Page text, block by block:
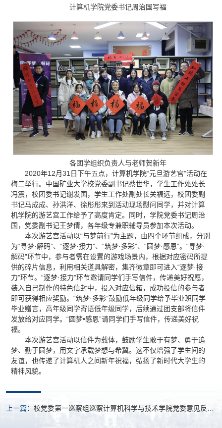
计算机学院党委书记周治国写福
各团学组织负责人与老师贺新年
2020年12月31日下午五点，计算机学院“元旦游艺宫”活动在
梅二举行。中国矿业大学校党委副书记蔡世华，学生工作处处长
冯震，校团委书记谢发国，学生工作处副处长关福远，校团委副
书记马成成、孙洪洋、徐彤彤来到活动现场慰问同学，并对计算
机学院的游艺宫工作给予了高度肯定。同时，学院党委书记周治
国，党委副书记王梦倩，各年级专兼职辅导员参加本次活动。
本次游艺宫活动以“与梦前行”为主题，由四个环节组成，分别
为“寻梦·解码”、“逐梦·接力”、“筑梦·多彩”、“圆梦·感恩”。“寻梦·
解码”环节中，参与者需在设置的游戏场景内，根据对应密码所提
供的碎片信息，利用相关道具解密，集齐徽章即可进入“逐梦·接
力”环节。“逐梦·接力”环节邀请同学们手写信件，传递美好祝愿，
装入自己制作的特色信封中，投入对应信箱，成功投信的参与者
即可获得相应奖励。“筑梦·多彩”鼓励低年级同学给予毕业班同学
毕业赠言，高年级同学寄语低年级同学，后续通过团支部将信件
发放给对应同学。“圆梦•感恩”请同学们手写信件，传递美好祝
福。
本次游艺宫活动以信件为载体，鼓励学生敢于有梦、勇于追
梦、勤于圆梦，用文字承载梦想与希冀。这不仅增强了学生间的
友谊，也传递了计算机人之间新年祝福，弘扬了新时代大学生的
精神风貌。
上一篇： 校党委第一巡察组巡察计算机科学与技术学院党委意见反馈